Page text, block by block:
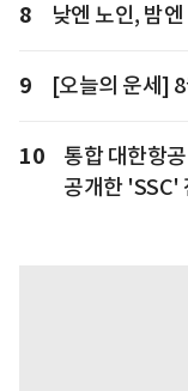
8 낮엔 노인, 밤
9 [오늘의 운세]
10
통합 대한항
공개한 'SSC'